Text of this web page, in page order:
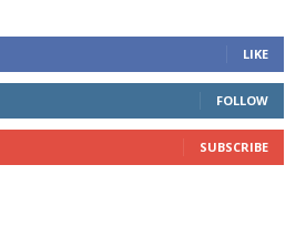
LIKE
FOLLOW
SUBSCRIBE